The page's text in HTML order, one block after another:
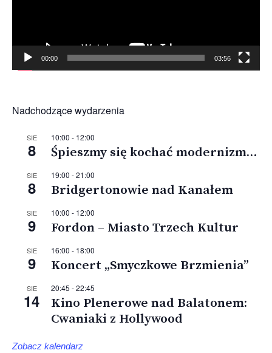
00:00 03:56
Nadchodzące wydarzenia
SIE
8
10:00 - 12:00
Śpieszmy się kochać modernizm…
SIE
8
19:00 -21:00
Bridgertonowie nad Kanałem
SIE
9
10:00 - 12:00
Fordon – Miasto Trzech Kultur
SIE
9
16:00 - 18:00
Koncert „Smyczkowe Brzmienia”
SIE
14
20:45 -22:45
Kino Plenerowe nad Balatonem:
Cwaniaki z Hollywood
Zobacz kalendarz